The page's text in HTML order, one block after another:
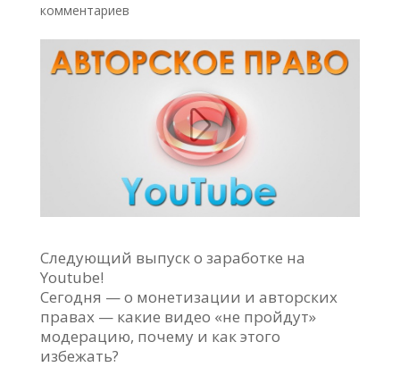
комментариев
Cледующий выпуск о заработке на
Youtube!
Сегодня — о монетизации и авторских
правах — какие видео «не пройдут»
модерацию, почему и как этого
избежать?